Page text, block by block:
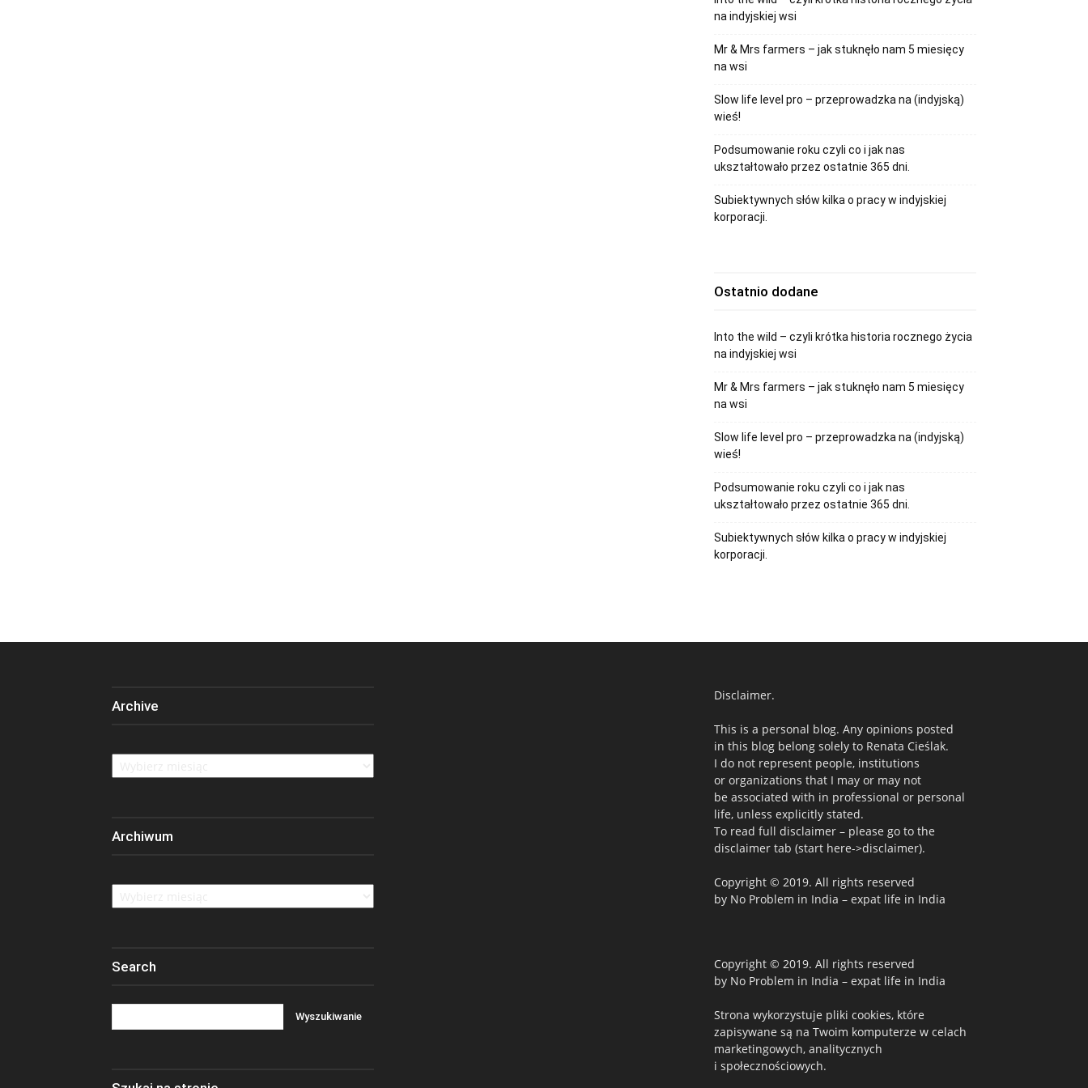
na indyjskiej wsi
Mr & Mrs farmers – jak stuknęło nam 5 miesięcy
na wsi
Slow life level pro – przeprowadzka na (indyjską)
wieś!
Podsumowanie roku czyli co i jak nas
ukształtowało przez ostatnie 365 dni.
Subiektywnych słów kilka o pracy w indyjskiej
korporacji.
Ostatnio dodane
Into the wild – czyli krótka historia rocznego życia
na indyjskiej wsi
Mr & Mrs farmers – jak stuknęło nam 5 miesięcy
na wsi
Slow life level pro – przeprowadzka na (indyjską)
wieś!
Podsumowanie roku czyli co i jak nas
ukształtowało przez ostatnie 365 dni.
Subiektywnych słów kilka o pracy w indyjskiej
korporacji.
Archive
Archive
Archiwum
Archiwum
Search
Disclaimer.
This is a personal blog. Any opinions posted
in this blog belong solely to Renata Cieślak.
I do not represent people, institutions
or organizations that I may or may not
be associated with in professional or personal
life, unless explicitly stated.
To read full disclaimer – please go to the
disclaimer tab (start here->disclaimer).
Copyright © 2019. All rights reserved
by No Problem in India – expat life in India
Copyright © 2019. All rights reserved
by No Problem in India – expat life in India
Strona wykorzystuje pliki cookies, które
zapisywane są na Twoim komputerze w celach
marketingowych, analitycznych
i społecznościowych.